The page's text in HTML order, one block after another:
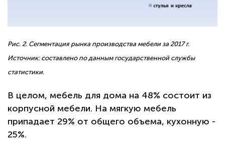
Рис. 2. Сегментация рынка производства мебели за 2017 г.
Источник: составлено по данным государственной службы
статистики.
В целом, мебель для дома на 48% состоит из
корпусной мебели. На мягкую мебель
припадает 29% от общего объема, кухонную -
25%.